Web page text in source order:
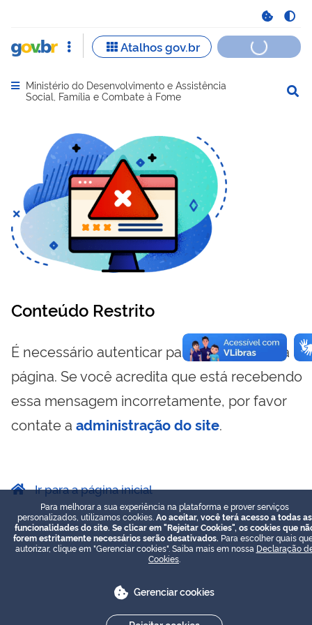
Abrir menu principal de navegação
Ministério do Desenvolvimento e Assistência
Social, Família e Combate à Fome
Conteúdo Restrito
É necessário autenticar para visualizar essa
página. Se você acredita que está recebendo
essa mensagem incorretamente, por favor
contate a administração do site.
Ir para a página inicial
Para melhorar a sua experiência na plataforma e prover serviços
personalizados, utilizamos cookies. Ao aceitar, você terá acesso a todas as
funcionalidades do site. Se clicar em "Rejeitar Cookies", os cookies que
forem estritamente necessários serão desativados. Para escolher quais
autorizar, clique em "Gerenciar cookies". Saiba mais em nossa Declaração
Cookies
Gerenciar cookies